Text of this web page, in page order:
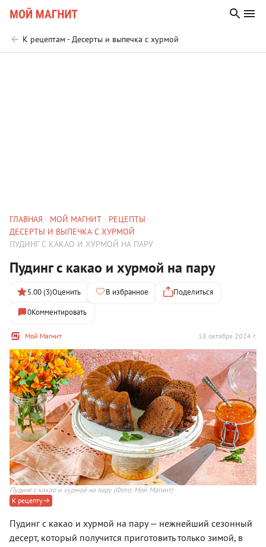
К рецептам - Десерты и выпечка с хурмой
ГЛАВНАЯ МОЙ МАГНИТ
РЕЦЕПТЫ
ДЕСЕРТЫ И ВЫПЕЧКА С ХУРМОЙ
ПУДИНГ С КАКАО И ХУРМОЙ НА ПАРУ
Пудинг с какао и хурмой на пару
Мой Магнит 18 октября 2024 г.
5.00 (3)Оценить В избранное
Поделиться
0Комментировать
Пудинг с какао и хурмой на пару(Фото: Мой Магнит)
К рецепту
Пудинг с какао и хурмой на пару — нежнейший сезонный
десерт, который получится приготовить только зимой, в